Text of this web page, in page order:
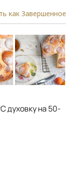
как Завершенное
духовку на 50-